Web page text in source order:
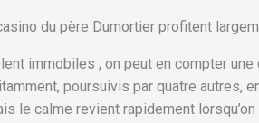
du père Dumortier profitent
immobiles ; on peut en compter
poursuivis par quatre autres,
le calme revient rapidement